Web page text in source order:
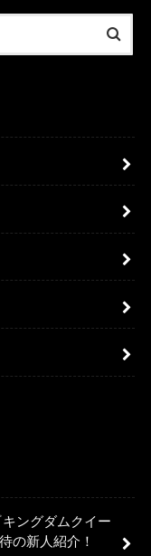
ングダムクイー
の新人紹介！